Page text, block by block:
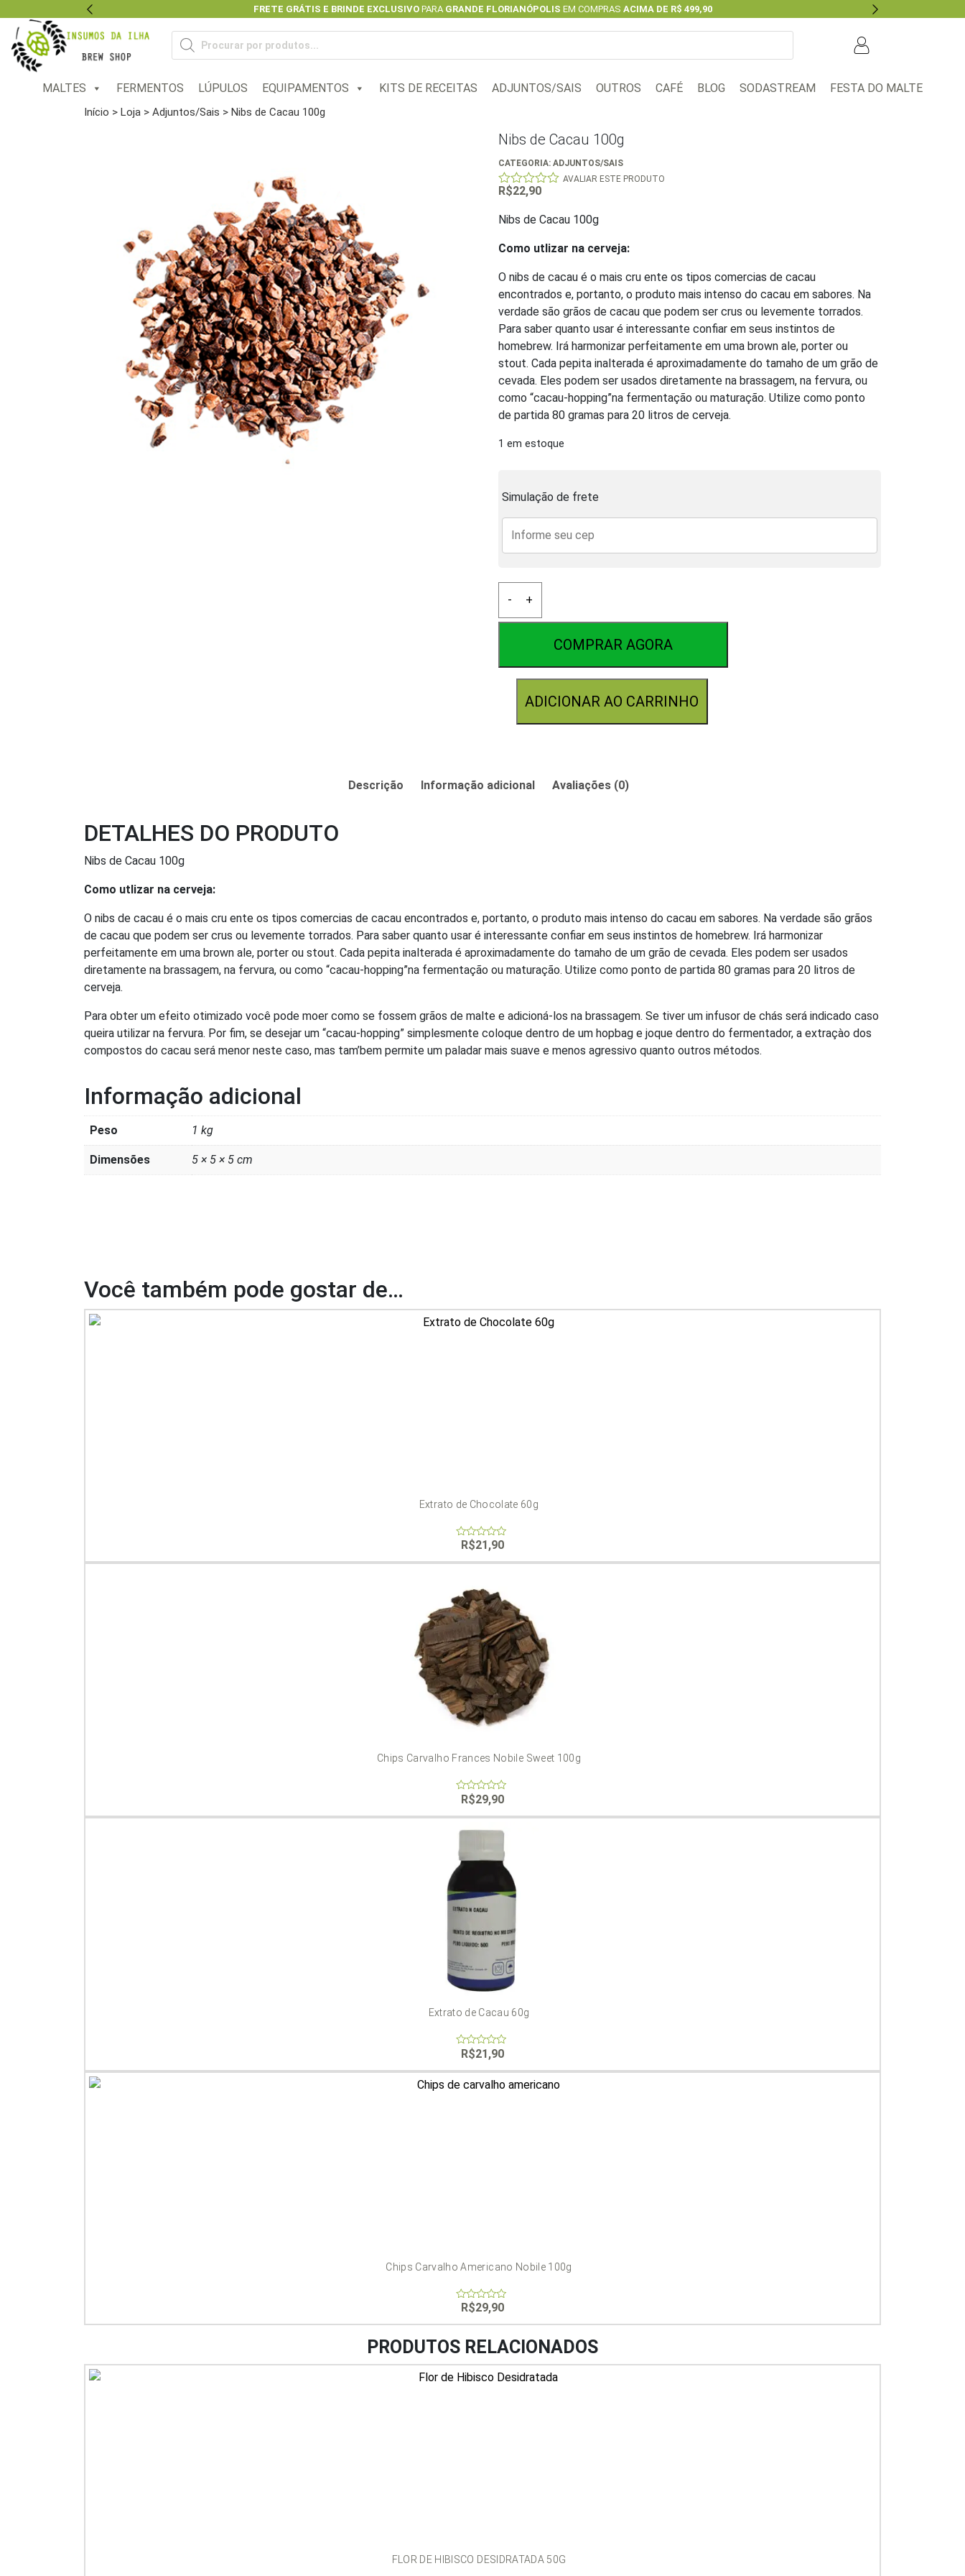
FRETE GRÁTIS E BRINDE EXCLUSIVOPARA GRANDE FLORIANÓPOLIS EM COMPRAS ACIMA DE R$ 499,90
Previous
Next
Pesquisar
produtos
MALTES FERMENTOS LÚPULOS EQUIPAMENTOS KITS DE RECEITAS ADJUNTOS/SAIS OUTROS CAFÉ BLOG SODASTREAM FESTA DO MALTE
Início > Loja > Adjuntos/Sais > Nibs de Cacau 100g
Nibs de Cacau 100g
CATEGORIA:ADJUNTOS/SAIS
0
of
5
AVALIAR ESTE PRODUTO
R$22,90
Nibs de Cacau 100g
Como utlizar na cerveja:
O nibs de cacau é o mais cru ente os tipos comercias de cacau
encontrados e, portanto, o produto mais intenso do cacau em sabores. Na
verdade são grãos de cacau que podem ser crus ou levemente torrados.
Para saber quanto usar é interessante confiar em seus instintos de
homebrew. Irá harmonizar perfeitamente em uma brown ale, porter ou
stout. Cada pepita inalterada é aproximadamente do tamaho de um grão de
cevada. Eles podem ser usados diretamente na brassagem, na fervura, ou
como “cacau-hopping”na fermentação ou maturação. Utilize como ponto
de partida 80 gramas para 20 litros de cerveja.
1 em estoque
Simulação de frete
-
de
Cacau
+
COMPRAR AGORA
ADICIONAR AO CARRINHO
Descrição Informação adicional Avaliações (0)
DETALHES DO PRODUTO
Nibs de Cacau 100g
Como utlizar na cerveja:
O nibs de cacau é o mais cru ente os tipos comercias de cacau encontrados e, portanto, o produto mais intenso do cacau em sabores. Na verdade são grãos
de cacau que podem ser crus ou levemente torrados. Para saber quanto usar é interessante confiar em seus instintos de homebrew. Irá harmonizar
perfeitamente em uma brown ale, porter ou stout. Cada pepita inalterada é aproximadamente do tamaho de um grão de cevada. Eles podem ser usados
diretamente na brassagem, na fervura, ou como “cacau-hopping”na fermentação ou maturação. Utilize como ponto de partida 80 gramas para 20 litros de
cerveja.
Para obter um efeito otimizado você pode moer como se fossem grãos de malte e adicioná-los na brassagem. Se tiver um infusor de chás será indicado caso
queira utilizar na fervura. Por fim, se desejar um “cacau-hopping” simplesmente coloque dentro de um hopbag e joque dentro do fermentador, a extraçào dos
compostos do cacau será menor neste caso, mas tam’bem permite um paladar mais suave e menos agressivo quanto outros métodos.
Informação adicional
Peso 1 kg
Dimensões 5 × 5 × 5 cm
Você também pode gostar de…
Extrato de Chocolate 60g
of
R$21,90
Chips Carvalho Frances Nobile Sweet 100g
of
R$29,90
Extrato de Cacau 60g
out
of
5
R$21,90
Chips Carvalho Americano Nobile 100g
of
R$29,90
PRODUTOS RELACIONADOS
FLOR DE HIBISCO DESIDRATADA 50G